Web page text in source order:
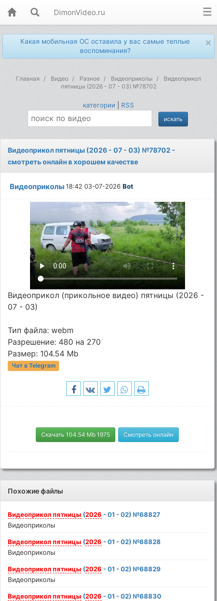
DimonVideo.ru
×
Какая мобильная ОС оставила у вас самые теплые
воспоминания?
Главная Видео Разное Видеоприколы
Видеоприкол
пятницы (2026 - 07 - 03) №78702
категории RSS
Видеоприкол пятницы (2026 - 07 - 03) №78702 -
смотреть онлайн в хорошем качестве
Видеоприколы18:42 03-07-2026Bot
Видеоприкол (прикольное видео) пятницы (2026 -
07 - 03)
Тип файла: webm
Разрешение: 480 на 270
Размер: 104.54 Mb
Чат в Telegram
Скачать 104.54 Mb 1975 Смотреть онлайн
Похожие файлы
Видеоприкол пятницы (2026 - 01 - 02) №68827
Видеоприколы
Видеоприкол пятницы (2026 - 01 - 02) №68828
Видеоприколы
Видеоприкол пятницы (2026 - 01 - 02) №68829
Видеоприколы
Видеоприкол пятницы (2026 - 01 - 02) №68830